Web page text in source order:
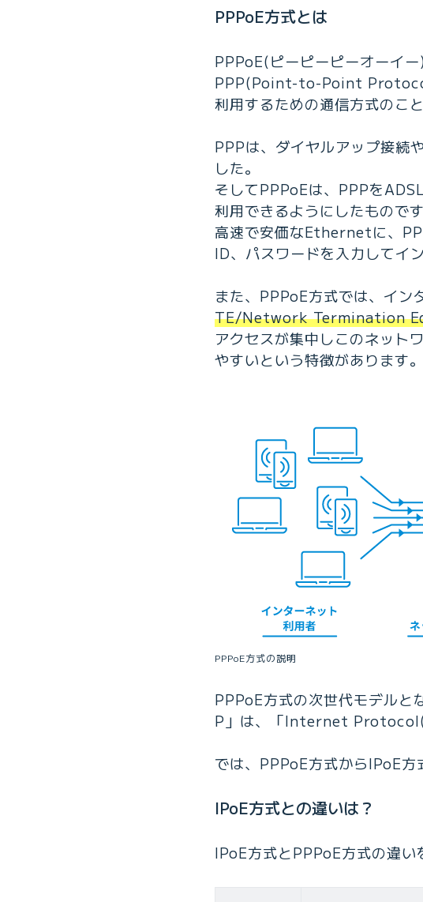
PPPoE方式とは
PPPoE(ピーピーピーオーイー)
PPP(Point-to-Point
利用するための通信方式のこ
PPPは、ダイヤルアップ接続
した。
そしてPPPoEは、PPPを
利用できるようにしたものです
高速で安価なEthernetに、
ID、パスワードを入力してイ
また、PPPoE方式では、イン
TE/Network Termination
アクセスが集中しこのネット
やすいという特徴があります。
PPPoE方式の説明
PPPoE方式の次世代モデルと
P」は、「Internet Protocol(
では、PPPoE方式からIPoE方
IPoE方式との違いは？
IPoE方式とPPPoE方式の違い